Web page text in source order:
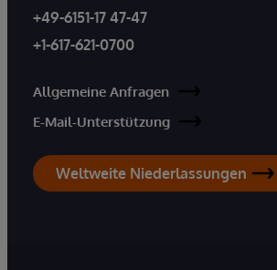
+49-6151-17 47-47
+1-617-621-0700
Allgemeine Anfragen
E-Mail-Unterstützung
Weltweite Niederlassungen